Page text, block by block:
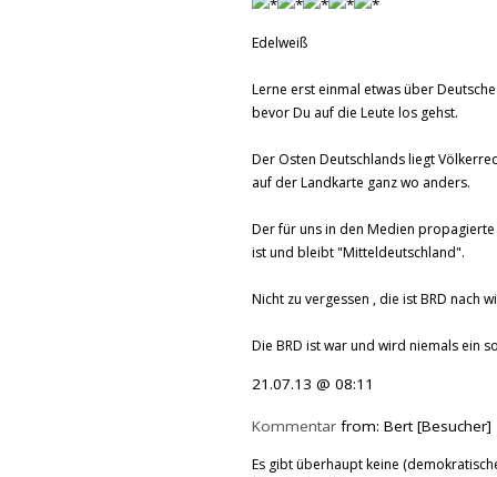
Edelweiß
Lerne erst einmal etwas über
bevor Du auf die Leute los gehst.
Der Osten Deutschlands liegt
auf der Landkarte ganz wo anders.
Der für uns in den Medien
ist und bleibt "Mitteldeutschland".
Nicht zu vergessen , die ist BRD nach
Die BRD ist war und wird niemals ein
21.07.13 @ 08:11
Kommentar from: Bert [Besucher]
Es gibt überhaupt keine